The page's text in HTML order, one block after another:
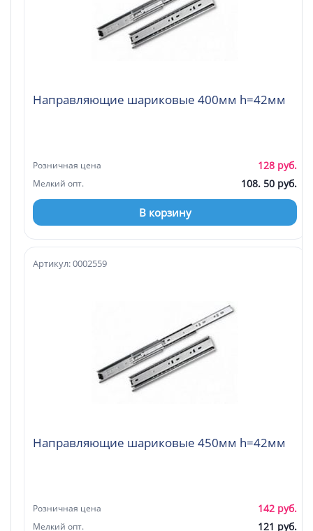
Направляющие шариковые 400мм h=42мм
Розничная цена 128 руб.
Мелкий опт. 108. 50 руб.
В корзину
Направляющие шариковые 450мм h=42мм
Артикул: 0002559
Розничная цена 142 руб.
Мелкий опт. 121 руб.